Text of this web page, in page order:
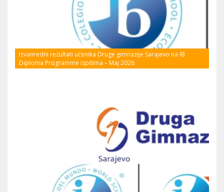
Izvanredni rezultati učenika Druge gimnazije Sarajevo na IB
Diploma Programme ispitima – Maj 2026